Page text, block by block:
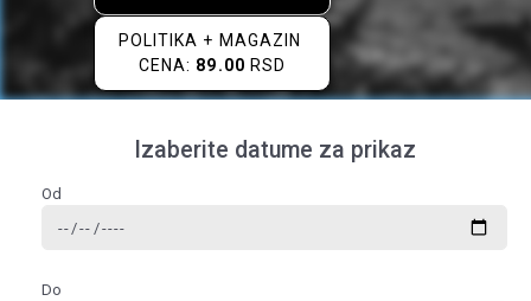
POLITIKA + MAGAZIN
CENA: 89.00 RSD
Izaberite datume za prikaz
Od
Do